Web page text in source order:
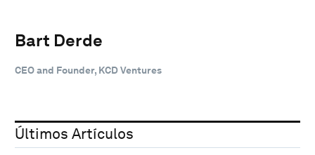
Bart Derde
CEO and Founder, KCD Ventures
Últimos Artículos